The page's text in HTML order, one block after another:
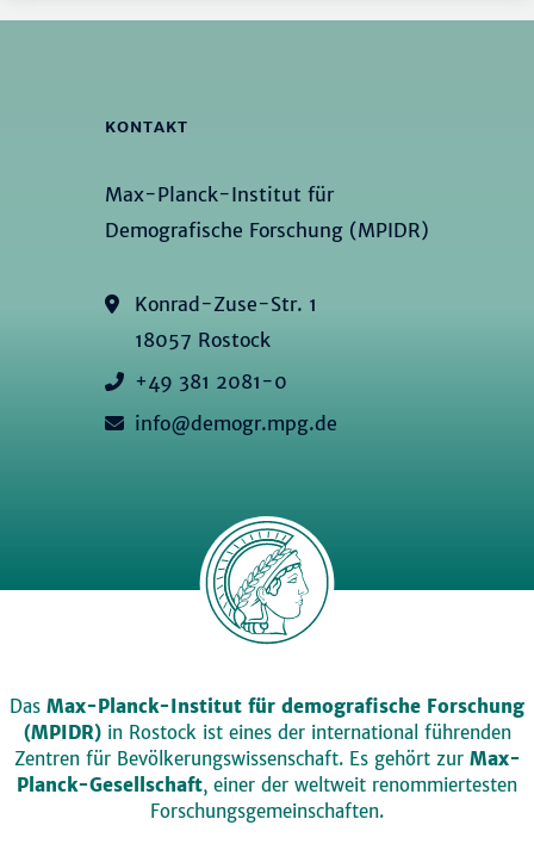
KONTAKT
Max-Planck-Institut für
Demografische Forschung (MPIDR)
Konrad-Zuse-Str. 1
18057 Rostock
+49 381 2081-0
info@demogr.mpg.de
Das Max-Planck-Institut für demografische Forschung
(MPIDR)in Rostock ist eines der international führenden
Zentren für Bevölkerungswissenschaft. Es gehört zur Max-
Planck-Gesellschaft, einer der weltweit renommiertesten
Forschungsgemeinschaften.